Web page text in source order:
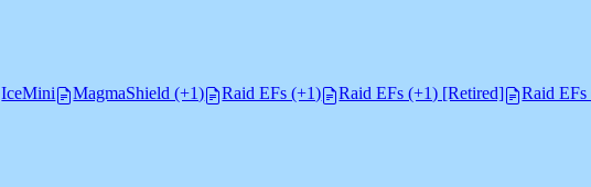
IceMini MagmaShield (+1) Raid EFs (+1) Raid EFs (+1) [Retired] Raid